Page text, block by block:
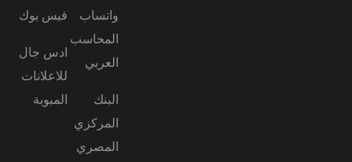
واتساب
المحاسب
العربي
البنك
المركزي
المصري
فيس بوك
ادس جال
للاعلانات
المبوبة